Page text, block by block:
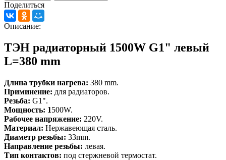
Поделиться
Описание:
ТЭН радиаторный 1500W G1" левый
L=380 mm
Длина трубки нагрева: 380 mm.
Приминение: для радиаторов.
Резьба: G1".
Мощность: 1500W.
Рабочее напряжение: 220V.
Материал: Нержавеющая сталь.
Диаметр резьбы: 33mm.
Направление резьбы: левая.
Тип контактов: под стержневой термостат.